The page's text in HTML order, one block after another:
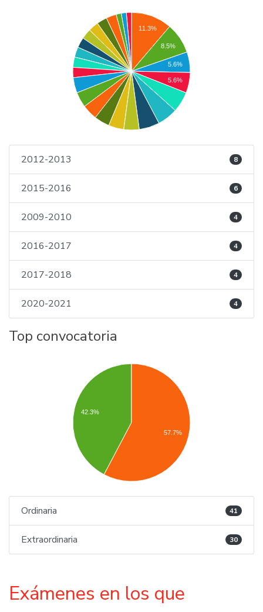
11.3%
8.5%
5.6%
5.6%
2012-2013 8
2015-2016 6
2009-2010 4
2016-2017 4
2017-2018 4
2020-2021 4
Top convocatoria
42.3%
57.7%
Ordinaria 41
Extraordinaria 30
Exámenes en los que